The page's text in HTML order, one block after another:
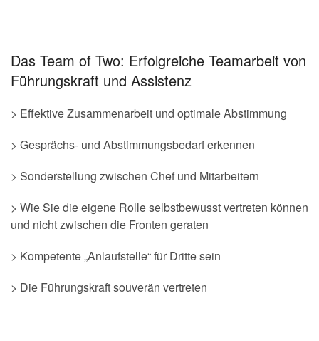
Das Team of Two: Erfolgreiche Teamarbeit von
Führungskraft und Assistenz
> Effektive Zusammenarbeit und optimale Abstimmung
> Gesprächs- und Abstimmungsbedarf erkennen
> Sonderstellung zwischen Chef und Mitarbeitern
> Wie Sie die eigene Rolle selbstbewusst vertreten können
und nicht zwischen die Fronten geraten
> Kompetente „Anlaufstelle“ für Dritte sein
> Die Führungskraft souverän vertreten